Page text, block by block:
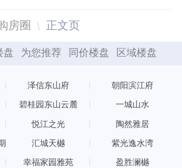
房圈 正文页
盘 为您推荐 同价楼盘 区域楼盘
泽信东山府 朝阳滨江府
碧桂园东山云麓 一城山水
悦江之光 陶然雅居
汇城天樾 紫光逸水湾
幸福家园雅苑 盈胜澜樾